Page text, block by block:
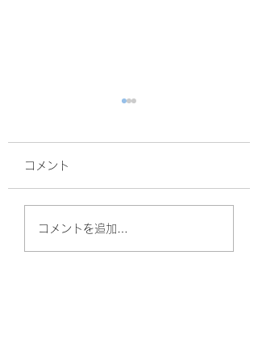
サルスベリ！
コメント
コメントを追加…